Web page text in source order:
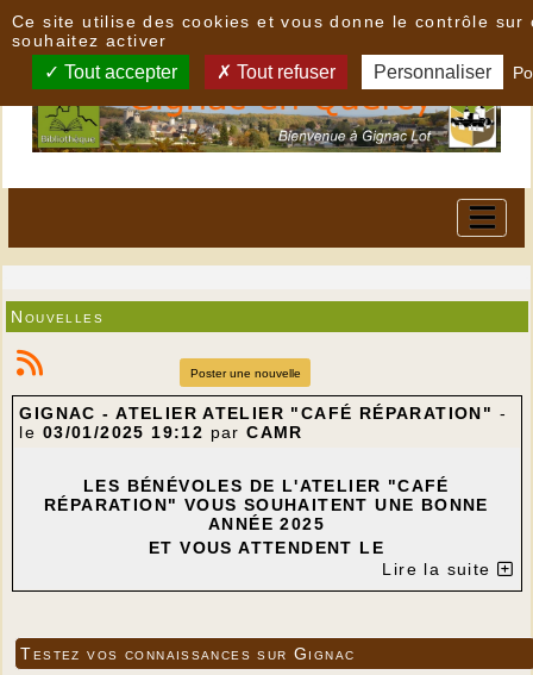
Nouvelles
Poster une nouvelle
GIGNAC - ATELIER ATELIER "CAFÉ RÉPARATION" -
le 03/01/2025 19:12 parCAMR
LES BÉNÉVOLES DE L'ATELIER "CAFÉ
RÉPARATION" VOUS SOUHAITENT UNE BONNE
ANNÉE 2025
ET VOUS ATTENDENT LE
DE 9 H À 12 H
---
Lire la suite
Testez vos connaissances sur Gignac
Ce site utilise des cookies et vous donne le contrôle sur
souhaitez activer
Tout accepter Tout refuser Personnaliser